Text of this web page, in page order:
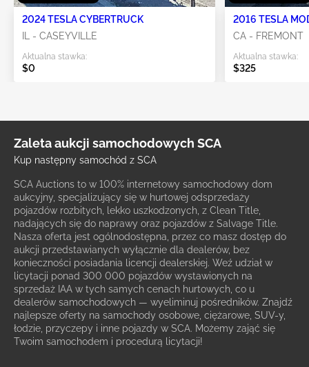
2024 TESLA CYBERTRUCK
IL - CASEYVILLE
Aktualna stawka:
$0
2016 TESLA
CA - FREMONT
Aktualna stawka:
$325
Zaleta aukcji samochodowych SCA
Kup następny samochód z SCA
SCA Auctions to w 100% internetowy samochodowy dom
aukcyjny, specjalizujący się w hurtowej odsprzedaży
pojazdów rozbitych, lekko uszkodzonych, z Clean Title,
nadających się do naprawy oraz pojazdów z Salvage Title.
Nasza oferta jest ogólnodostępna, przez co masz dostęp do
aukcji przedstawianych wyłącznie dla dealerów, bez
konieczności posiadania licencji dealerskiej. Weź udział w
licytacji ponad 300 000 pojazdów wystawionych na
sprzedaż IAA w tych samych cenach hurtowych, co u
dealerów samochodowych — wyeliminuj pośredników. Znajdź
najlepsze oferty na samochody osobowe, ciężarowe, SUV-y,
łodzie, przyczepy i inne pojazdy w SCA. Możemy zająć się
Twoim samochodem i procedurą licytacji!